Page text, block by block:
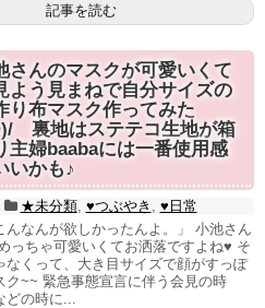
記事を読む
さんのマスクが可愛いくて
う見まねで自分サイズの
り布マスク作ってみた
裏地はステテコ生地が箱
主婦baabaには一番使用感
いかも♪
★未分類, ♥つぶやき
♥日常
んなんが欲しかったんよ。」 小池さん
っちゃ可愛いくてお洒落ですよね♥ そ
なくって、大き目サイズで顔がすっぽ
ク~~ 緊急事態宣言に伴う会見の時
の時に...